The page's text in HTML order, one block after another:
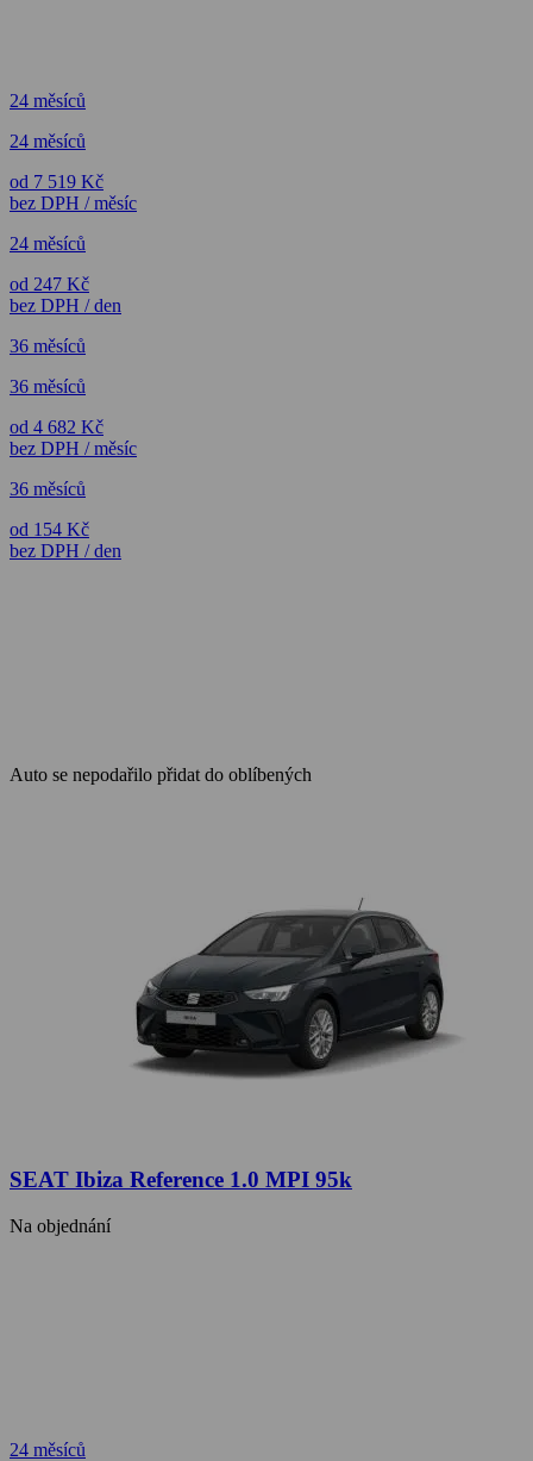
24 měsíců
24 měsíců
od 7 519 Kč
bez DPH / měsíc
24 měsíců
od 247 Kč
bez DPH / den
36 měsíců
36 měsíců
od 4 682 Kč
bez DPH / měsíc
36 měsíců
od 154 Kč
bez DPH / den
Auto se nepodařilo přidat do oblíbených
SEAT Ibiza Reference 1.0 MPI 95k
Na objednání
24 měsíců